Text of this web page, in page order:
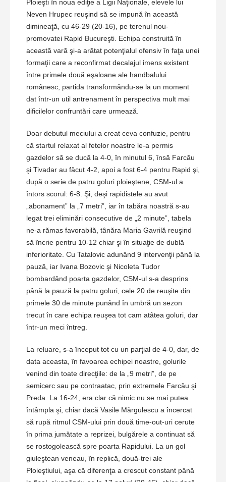
Ploieşti în noua ediţie a Ligii Naţionale, elevele lui
Neven Hrupec reuşind să se impună în această
dimineaţă, cu 46-29 (20-16), pe terenul nou-
promovatei Rapid Bucureşti. Echipa construită în
această vară şi-a arătat potenţialul ofensiv în faţa unei
formaţii care a reconfirmat decalajul imens existent
între primele două eşaloane ale handbalului
românesc, partida transformându-se la un moment
dat într-un util antrenament în perspectiva mult mai
dificilelor confruntări care urmează.
Doar debutul meciului a creat ceva confuzie, pentru
că startul relaxat al fetelor noastre le-a permis
gazdelor să se ducă la 4-0, în minutul 6, însă Farcău
şi Tivadar au făcut 4-2, apoi a fost 6-4 pentru Rapid şi,
după o serie de patru goluri ploieştene, CSM-ul a
întors scorul: 6-8. Şi, deşi rapidistele au avut
„abonament” la „7 metri”, iar în tabăra noastră s-au
legat trei eliminări consecutive de „2 minute”, tabela
ne-a rămas favorabilă, tânăra Maria Gavrilă reuşind
să încrie pentru 10-12 chiar şi în situaţie de dublă
inferioritate. Cu Tatalovic adunând 9 intervenţii până la
pauză, iar Ivana Bozovic şi Nicoleta Tudor
bombardând poarta gazdelor, CSM-ul s-a desprins
până la pauză la patru goluri, cele 20 de reuşite din
primele 30 de minute punând în umbră un sezon
trecut în care echipa reuşea tot cam atâtea goluri, dar
într-un meci întreg.
La reluare, s-a început tot cu un parţial de 4-0, dar, de
data aceasta, în favoarea echipei noastre, golurile
venind din toate direcţiile: de la „9 metri”, de pe
semicerc sau pe contraatac, prin extremele Farcău şi
Preda. La 16-24, era clar că nimic nu se mai putea
întâmpla şi, chiar dacă Vasile Mărgulescu a încercat
să rupă ritmul CSM-ului prin două time-out-uri cerute
în prima jumătate a reprizei, bulgărele a continuat să
se rostogolească spre poarta Rapidului. La un gol
giuleştean veneau, în replică, două-trei ale
Ploieştiului, aşa că diferenţa a crescut constant până